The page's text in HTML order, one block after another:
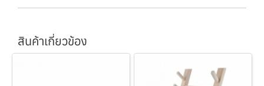
สินค้าเกี่ยวข้อง